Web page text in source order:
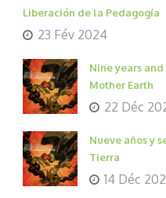
Liberación de la Pedagogía
23 Fév 2024
Nine years
Mother Earth
22 Déc
Nueve años y
Tierra
14 Déc